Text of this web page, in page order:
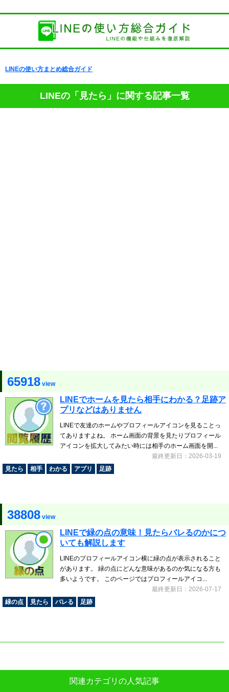
LINEの使い方まとめ総合ガイド
LINEの「見たら」に関する記事一覧
65918 view
LINEでホームを見たら相手にわかる？足跡ア
プリなどはありません
LINEで友達のホームやプロフィールアイコンを見ることっ
てありますよね。 ホーム画面の背景を見たりプロフィール
アイコンを拡大してみたい時には相手のホーム画面を開...
最終更新日：2026-03-19
見たら
相手 わかる アプリ 足跡
38808 view
LINEで緑の点の意味！見たらバレるのかにつ
いても解説します
LINEのプロフィールアイコン横に緑の点が表示されること
があります。 緑の点にどんな意味があるのか気になる方も
多いようです。 このページではプロフィールアイコ...
最終更新日：2026-07-17
緑の点
見たら バレる 足跡
関連カテゴリの人気記事